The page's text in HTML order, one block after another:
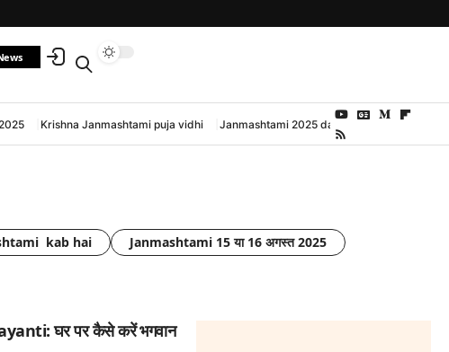
Krishna Janmashtami puja vidhi Janmashtami 2025 date and time
kab hai
Janmashtami 15 या 16 अगस्त 2025
घर पर कैसे करें भगवान